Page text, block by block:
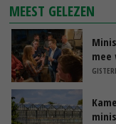
MEEST GELEZEN
mee